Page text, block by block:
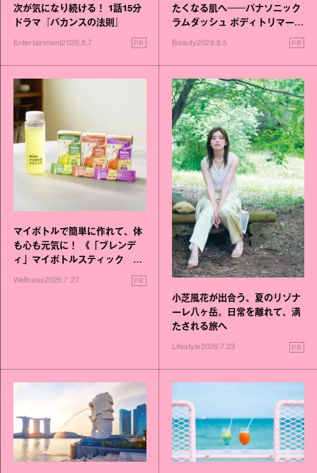
次が気になり続ける！ 1話15分
ドラマ『バカンスの法則』
Entertainment2026.8.7 PR
たくなる肌へ──パナソニック
ラムダッシュ ボディトリマーが
Beauty2026.8.5 PR
マイボトルで簡単に作れて、体
も心も元気に！ 《「ブレンデ
ィ」マイボトルスティック い
いこと毎日》シリーズが誕生
Wellness2026.7.27 PR
小芝風花が出合う、夏のリゾナ
ーレ八ヶ岳。日常を離れて、満
たされる旅へ
Lifestyle2026.7.23 PR